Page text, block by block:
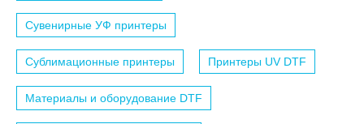
Сувенирные УФ принтеры
Сублимационные принтеры Принтеры UV DTF
Материалы и оборудование DTF